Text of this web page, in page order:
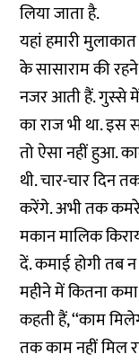
लिया जाता है.
यहां हमारी
के सासाराम की
नजर आती हैं. गुस्से में
का राज भी था. इस
तो ऐसा नहीं हुआ.
थी. चार-चार दिन
करेंगे. अभी तक
मकान मालिक
दें. कमाई होगी तब न
महीने में कितना
कहती हैं, ‘‘काम
तक काम नहीं मिल